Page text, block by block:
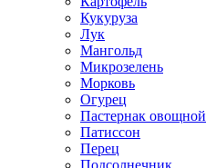
Кукуруза
Лук
Мангольд
Микрозелень
Морковь
Огурец
Пастернак овощной
Патиссон
Перец
Подсолнечник